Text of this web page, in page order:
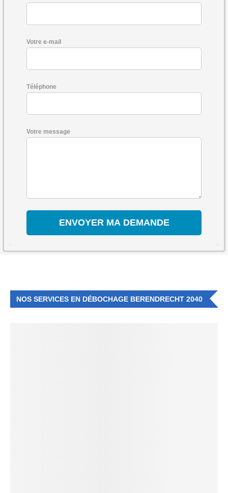
Votre e-mail
Téléphone
Votre message
NOS SERVICES EN DÉBOCHAGE BERENDRECHT 2040